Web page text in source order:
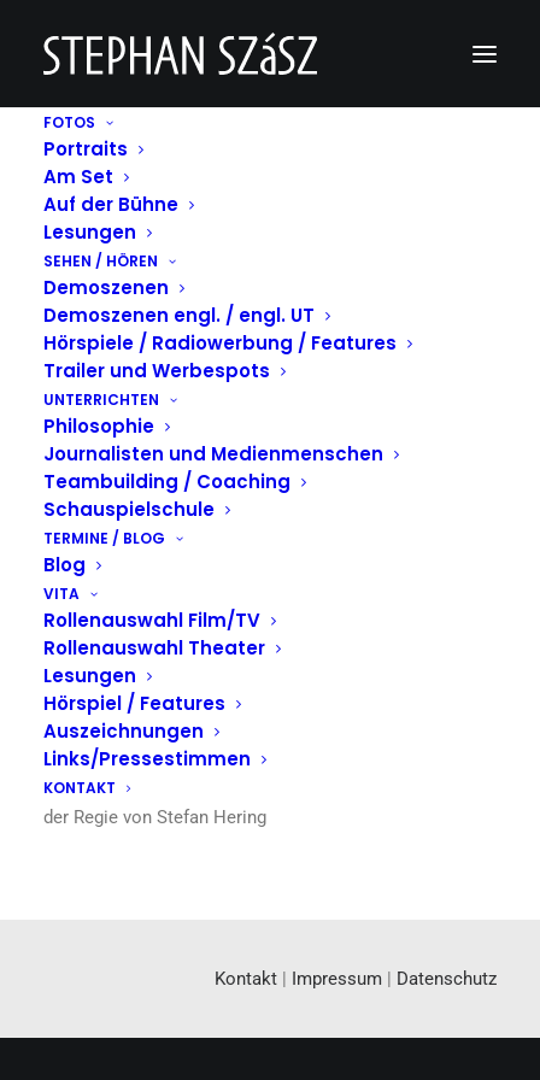
FOTOS
Portraits
Am Set
Auf der Bühne
Lesungen
SEHEN / HÖREN
Demoszenen
Demoszenen engl. / engl. UT
Hörspiele / Radiowerbung / Features
Trailer und Werbespots
UNTERRICHTEN
Philosophie
Journalisten und Medienmenschen
Teambuilding / Coaching
Schauspielschule
TERMINE / BLOG
Blog
VITA
Rollenauswahl Film/TV
Rollenauswahl Theater
Lesungen
Hörspiel / Features
Auszeichnungen
Links/Pressestimmen
KONTAKT
Home Leichtmatrosen
Leichtmatrosen
MÄRZ 21, 2018 | BY
Setfoto als Henner mit Golo Euler und Gabriel März in
der Regie von Stefan Hering
Kontakt | Impressum | Datenschutz